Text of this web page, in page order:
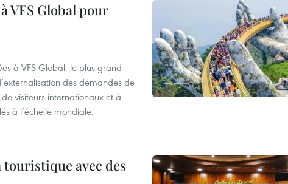
VFS Global pour
à VFS Global, le plus grand
des demandes de
visiteurs internationaux et à
à l’échelle mondiale.
avec des